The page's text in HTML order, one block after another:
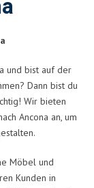
und bist auf der
Dann bist du
Wir bieten
Ancona an, um
Möbel und
Kunden in